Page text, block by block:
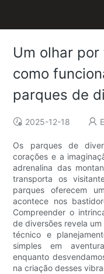
Um olhar
como
parques de
2025-12-18
Os parques de
corações e a
adrenalina das
transporta os
parques oferecem
acontece nos
Compreender o
de diversões revela
técnico e
simples em
enquanto
na criação desses